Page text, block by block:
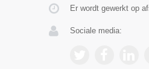
Er wordt gewerkt op
Sociale media: